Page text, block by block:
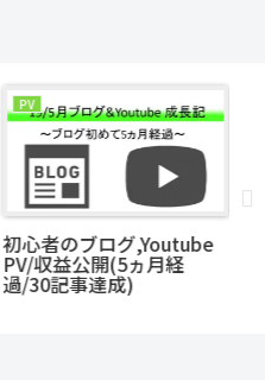
初心者のブログ,Youtube
PV/収益公開(5ヵ月経
過/30記事達成)